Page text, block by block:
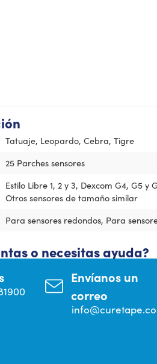
Tatuaje, Leopardo, Cebra, Tigre
25 Parches sensores
Estilo Libre 1, 2 y 3, Dexcom G4, G5
Otros sensores de tamaño similar
Para sensores redondos, Para
o necesitas ayuda?
Envíanos un
correo